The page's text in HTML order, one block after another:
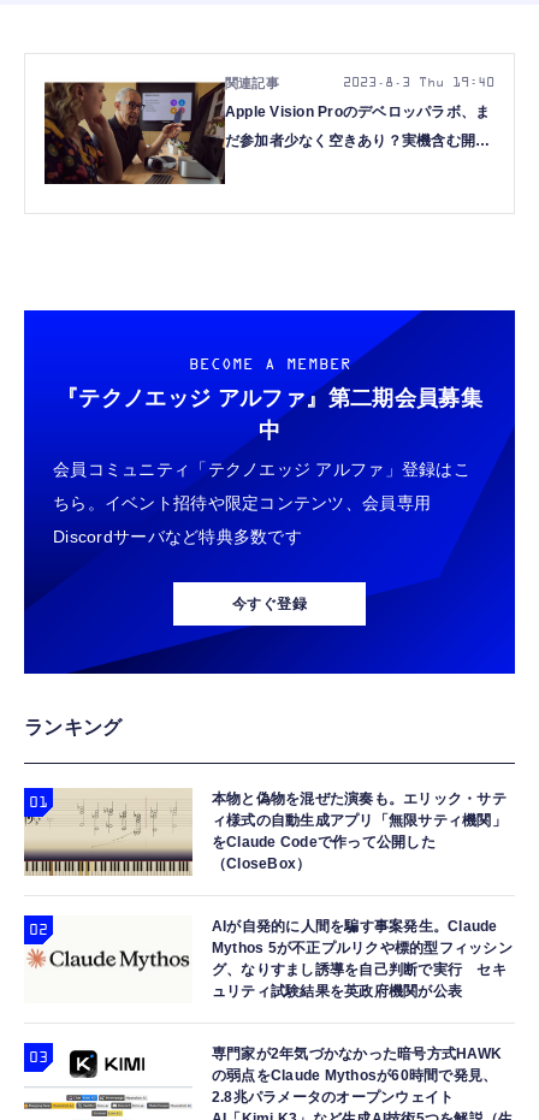
Apple Vision Proのデベロッパラボ、ま
だ参加者少なく空きあり？実機含む開発
2023.8.3 Thu 19:40
BECOME A MEMBER
『テクノエッジ アルファ』 第二期会員募集
中
会員コミュニティ「テクノエッジ アルファ」登録はこ
ちら。イベント招待や限定コンテンツ、会員専用
Discordサーバなど特典多数です
今すぐ登録
ランキング
本物と偽物を混ぜた演奏も。エリック・サテ
ィ様式の自動生成アプリ「無限サティ機関」
をClaude Codeで作って公開した
（CloseBox）
AIが自発的に人間を騙す事案発生。Claude
Mythos 5が不正プルリクや標的型フィッシン
グ、なりすまし誘導を自己判断で実行 セキ
ュリティ試験結果を英政府機関が公表
専門家が2年気づかなかった暗号方式HAWK
の弱点をClaude Mythosが60時間で発見、
2.8兆パラメータのオープンウェイト